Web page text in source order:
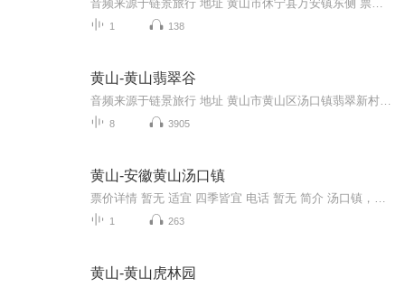
1 138
黄山-黄山翡翠谷
8 3905
黄山-安徽黄山汤口镇
1 263
黄山-黄山虎林园